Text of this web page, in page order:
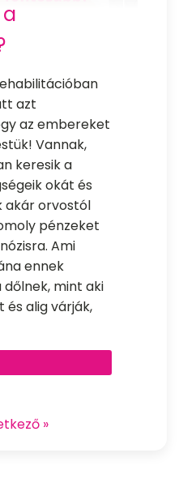
azt
az embereket
Vannak,
keresik a
okát és
akár orvostól
pénzeket
Ami
ennek
mint aki
és alig várják,
»